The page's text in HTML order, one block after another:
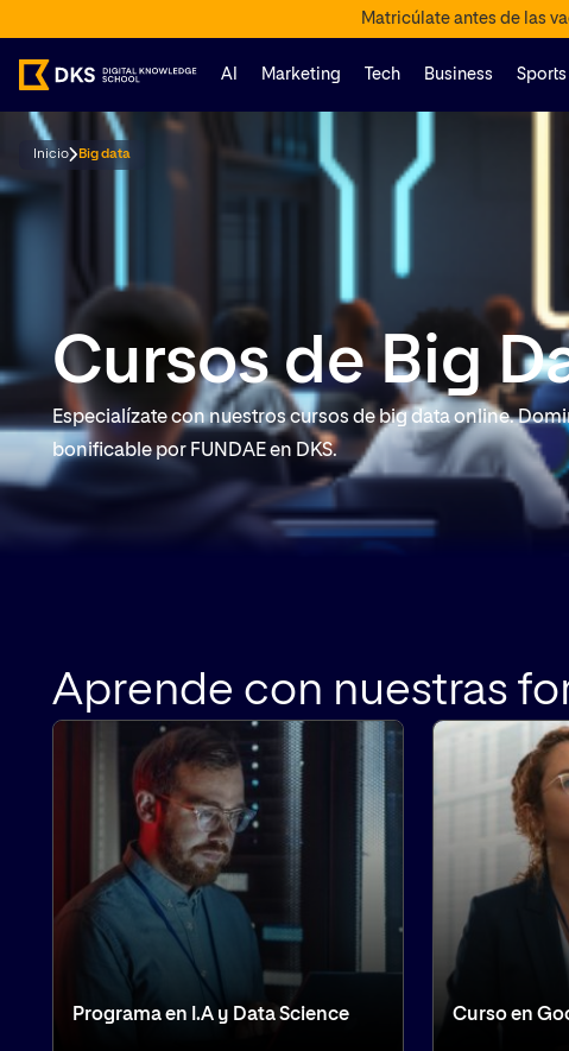
Matricúlate antes de las
AI Marketing Tech Business Sports
Inicio Big data
Cursos de Big
Especialízate con nuestros cursos de big data online.
bonificable por FUNDAE en DKS.
Aprende con nuestras
Programa en I.A y Data Science Curso en